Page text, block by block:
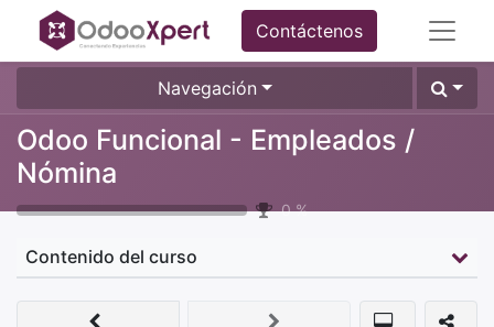
Contáctenos
Navegación
Odoo Funcional - Empleados /
Nómina
0%
Contenido del curso